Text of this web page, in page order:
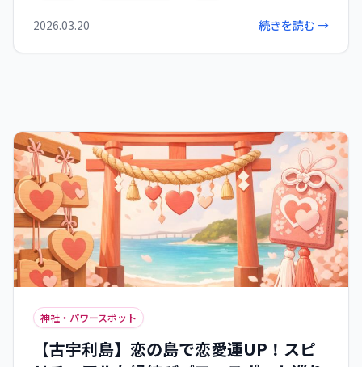
験しましょう。
2026.03.20 続きを読む →
神社・パワースポット
【古宇利島】恋の島で恋愛運UP！スピ